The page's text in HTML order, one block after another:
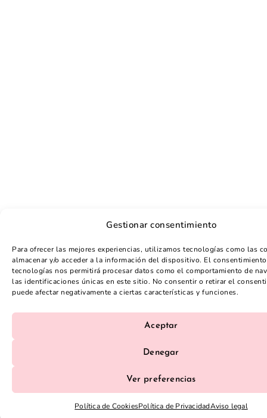
Gestionar consentimiento
Para ofrecer las mejores experiencias, utilizamos tecnologías como las
almacenar y/o acceder a la información del dispositivo. El
tecnologías nos permitirá procesar datos como el comportamiento de
las identificaciones únicas en este sitio. No consentir o retirar el
puede afectar negativamente a ciertas características y funciones.
Aceptar
Denegar
Ver preferencias
Política de CookiesPolítica de PrivacidadAviso legal